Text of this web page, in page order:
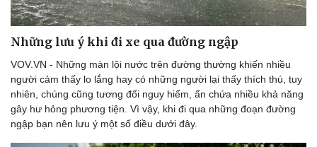
Du lịch
Tư vấn
Những lưu ý khi đi xe qua đường ngập
VOV.VN - Những màn lội nước trên đường thường khiến nhiều
người cảm thấy lo lắng hay có những người lại thấy thích thú, tuy
nhiên, chúng cũng tương đối nguy hiểm, ẩn chứa nhiều khả năng
gây hư hỏng phương tiện. Vì vậy, khi đi qua những đoạn đường
ngập bạn nên lưu ý một số điều dưới đây.